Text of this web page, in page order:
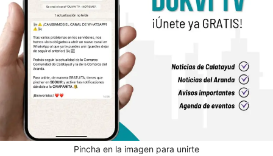
Pincha en la imagen para unirte